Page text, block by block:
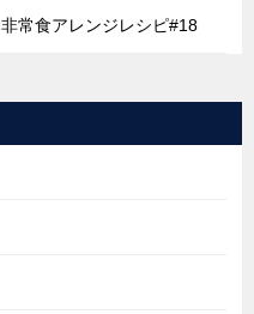
常食アレンジレシピ#18